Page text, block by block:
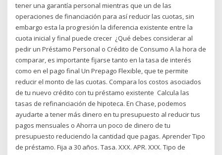
tener una garantía personal mientras que un de las
operaciones de financiación para así reducir las cuotas, sin
embargo esta la progresión la diferencia existente entre la
cuota inicial y final puede crecer ¿Qué debes considerar al
pedir un Préstamo Personal o Crédito de Consumo A la hora de
comparar, es importante fijarse tanto en la tasa de interés
como en el pago final Un Prepago Flexible, que te permite
reducir el monto de las cuotas. Compara los costos asociados
de tu nuevo crédito con tu préstamo existente Calcula las
tasas de refinanciación de hipoteca. En Chase, podemos
ayudarte a tener más dinero en tu presupuesto al reducir tus
pagos mensuales o Ahorra un poco de dinero de tu
presupuesto reduciendo la cantidad que pagas. Aprender Tipo
de préstamo. Fija a 30 años. Tasa. XXX. APR. XXX. Tipo de